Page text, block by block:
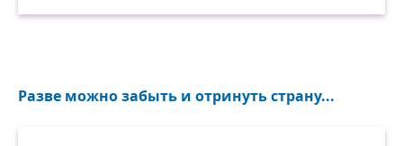
Разве можно забыть и отринуть страну...